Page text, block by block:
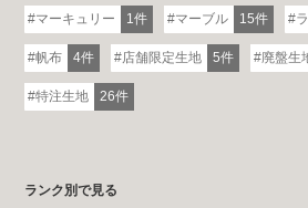
マーキュリー 1件 マーブル 15件
帆布 4件 店舗限定生地 5件 廃盤生
特注生地 26件
ランク別で見る